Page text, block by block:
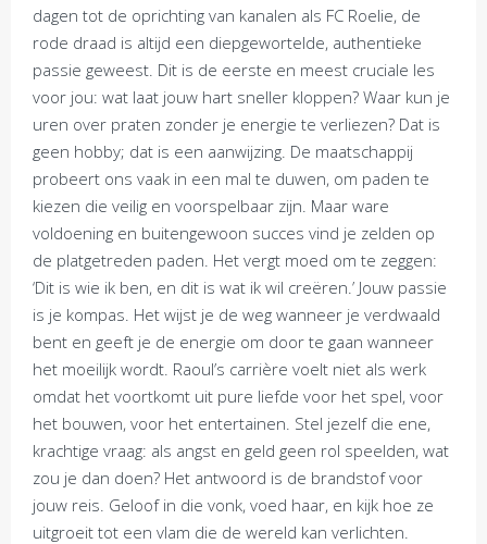
dagen tot de oprichting van kanalen als FC Roelie, de
rode draad is altijd een diepgewortelde, authentieke
passie geweest. Dit is de eerste en meest cruciale les
voor jou: wat laat jouw hart sneller kloppen? Waar kun je
uren over praten zonder je energie te verliezen? Dat is
geen hobby; dat is een aanwijzing. De maatschappij
probeert ons vaak in een mal te duwen, om paden te
kiezen die veilig en voorspelbaar zijn. Maar ware
voldoening en buitengewoon succes vind je zelden op
de platgetreden paden. Het vergt moed om te zeggen:
‘Dit is wie ik ben, en dit is wat ik wil creëren.’ Jouw passie
is je kompas. Het wijst je de weg wanneer je verdwaald
bent en geeft je de energie om door te gaan wanneer
het moeilijk wordt. Raoul’s carrière voelt niet als werk
omdat het voortkomt uit pure liefde voor het spel, voor
het bouwen, voor het entertainen. Stel jezelf die ene,
krachtige vraag: als angst en geld geen rol speelden, wat
zou je dan doen? Het antwoord is de brandstof voor
jouw reis. Geloof in die vonk, voed haar, en kijk hoe ze
uitgroeit tot een vlam die de wereld kan verlichten.